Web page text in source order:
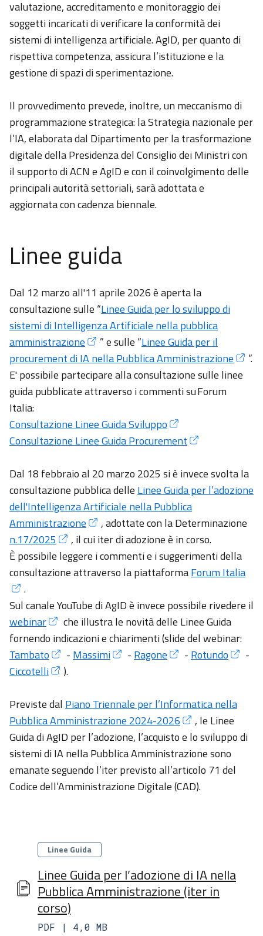
valutazione, accreditamento e monitoraggio dei
soggetti incaricati di verificare la conformità dei
sistemi di intelligenza artificiale. AgID, per quanto di
rispettiva competenza, assicura l’istituzione e la
gestione di spazi di sperimentazione.
Il provvedimento prevede, inoltre, un meccanismo di
programmazione strategica: la Strategia nazionale per
l’IA, elaborata dal Dipartimento per la trasformazione
digitale della Presidenza del Consiglio dei Ministri con
il supporto di ACN e AgID e con il coinvolgimento delle
principali autorità settoriali, sarà adottata e
aggiornata con cadenza biennale.
Linee guida
Dal 12 marzo all'11 aprile 2026 è aperta la
consultazione sulle “Linee Guida per lo sviluppo di
sistemi di Intelligenza Artificiale nella pubblica
amministrazione
” e sulle “Linee Guida per il
procurement di IA nella Pubblica Amministrazione
”.
E' possibile partecipare alla consultazione sulle linee
guida pubblicate attraverso i commenti su Forum
Italia:
Consultazione Linee Guida Sviluppo
Consultazione Linee Guida Procurement
Dal 18 febbraio al 20 marzo 2025 si è invece svolta la
consultazione pubblica delle Linee Guida per l’adozione
dell'Intelligenza Artificiale nella Pubblica
Amministrazione
, adottate con la Determinazione
n.17/2025
, il cui iter di adozione è in corso.
È possibile leggere i commenti e i suggerimenti della
consultazione attraverso la piattaformaForum Italia
.
Sul canale YouTube di AgID è invece possibile rivedere il
webinar
che illustra le novità delle Linee Guida
fornendo indicazioni e chiarimenti (slide del webinar:
Tambato
- Massimi - Ragone - Rotundo
-
Ciccotelli
).
Previste dal Piano Triennale per l’Informatica nella
Pubblica Amministrazione 2024-2026
, le Linee
Guida di AgID per l’adozione, l’acquisto e lo sviluppo di
sistemi di IA nella Pubblica Amministrazione sono
emanate seguendo l’iter previsto all’articolo 71 del
Codice dell’Amministrazione Digitale (CAD).
Linee Guida per l’adozione di IA nella
Pubblica Amministrazione (iter in
corso)
Categorie
Linee Guida
PDF | 4,0 MB